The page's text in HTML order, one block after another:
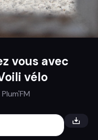
vous avec
vélo
Plum'FM